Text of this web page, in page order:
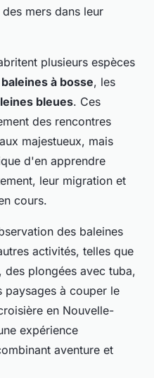
mers dans leur
plusieurs espèces
baleines à bosse, les
bleues. Ces
des rencontres
majestueux, mais
d'en apprendre
leur migration et
cours.
des baleines
activités, telles que
des plongées avec tuba,
paysages à couper le
en Nouvelle-
expérience
aventure et